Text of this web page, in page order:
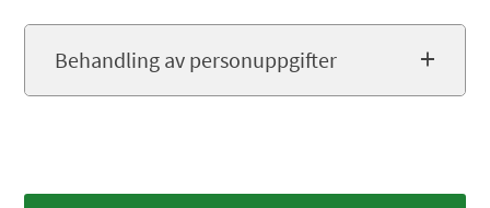
Behandling av personuppgifter